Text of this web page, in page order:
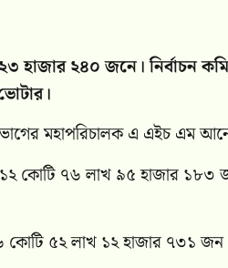
হাজার ২৪০ জনে। নির্বাচন
মহাপরিচালক এ এইচ এম
কোটি ৭৬ লাখ ৯৫ হাজার ১৮৩
কোটি ৫২ লাখ ১২ হাজার ৭৩১